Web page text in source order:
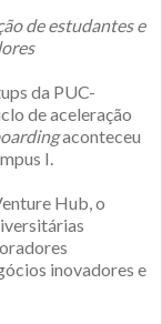
de estudantes e
da PUC-
de aceleração
aconteceu
I.
Hub, o
inovadores e